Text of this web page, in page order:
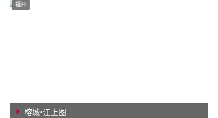
福州
榕城•江上图